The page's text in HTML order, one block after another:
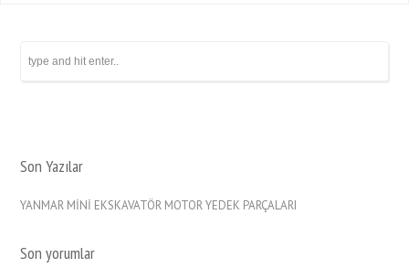
Son Yazılar
YANMAR MİNİ EKSKAVATÖR MOTOR YEDEK PARÇALARI
Son yorumlar